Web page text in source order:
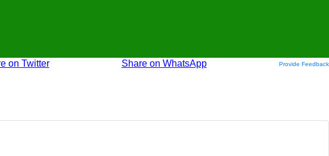
on Twitter Share on WhatsApp Provide Feedback